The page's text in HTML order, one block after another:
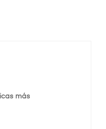
más